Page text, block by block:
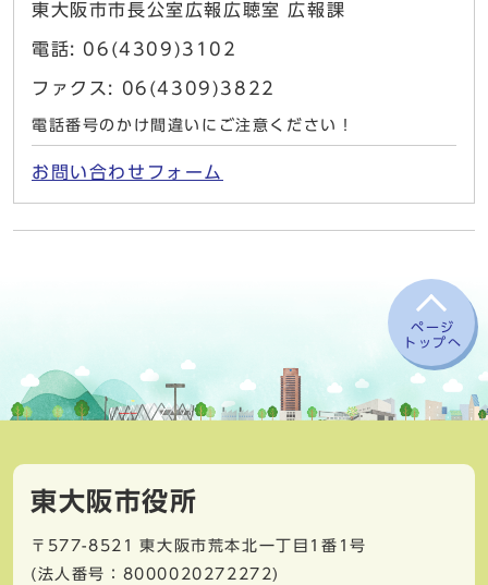
東大阪市市長公室広報広聴室 広報課
電話: 06(4309)3102
ファクス: 06(4309)3822
電話番号のかけ間違いにご注意ください！
お問い合わせフォーム
ページ
トップへ
東大阪市役所
〒577-8521
東大阪市荒本北一丁目1番1号
(法人番号：8000020272272)